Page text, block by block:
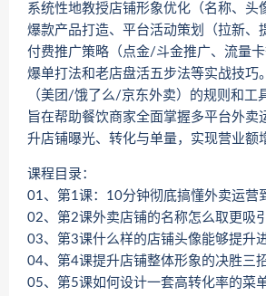
系统性地教授店铺形象优化（名称、头
爆款产品打造、平台活动策划（拉新、
付费推广策略（点金/斗金推广、流量
爆单打法和老店盘活五步法等实战技巧
（美团/饿了么/京东外卖）的规则和工
旨在帮助餐饮商家全面掌握多平台外卖
升店铺曝光、转化与单量，实现营业额
课程目录：
01、第1课：10分钟彻底搞懂外卖运营
02、第2课外卖店铺的名称怎么取更吸
03、第3课什么样的店铺头像能够提升
04、第4课提升店铺整体形象的决胜三
05、第5课如何设计一套高转化率的菜